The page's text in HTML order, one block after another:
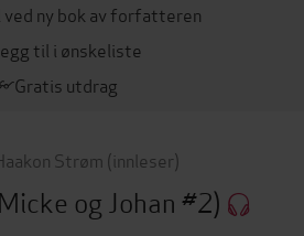
ved ny bok av forfatteren
til i ønskeliste
Gratis utdrag
Strøm (innleser)
og Johan #2)